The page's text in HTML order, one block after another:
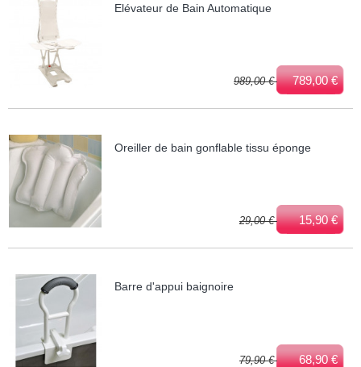
Elévateur de Bain Automatique
989,00 € 789,00 €
Oreiller de bain gonflable tissu éponge
29,00 € 15,90 €
Barre d'appui baignoire
79,90 € 68,90 €